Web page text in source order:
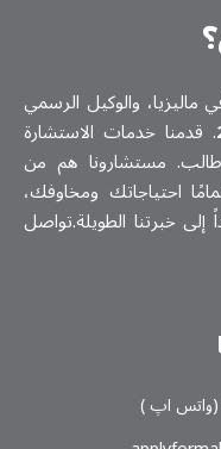
والوكيل الرسمي
. قدمنا خدمات الاستشارة
طالب. مستشارونا هم من
احتياجاتك ومخاوفك،
خبرتنا الطويلة.تواصل